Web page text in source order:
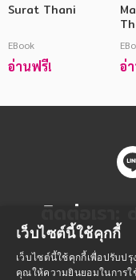
Surat Thani
EBook
อ่านฟรี! อ่
ติดต่อเรา:
เว็บไซต์นี้ใช้คุกกี้
เว็บไซต์นี้ใช้คุกกี้เพื่อปรับป
คุณให้ความยินยอมในการใ